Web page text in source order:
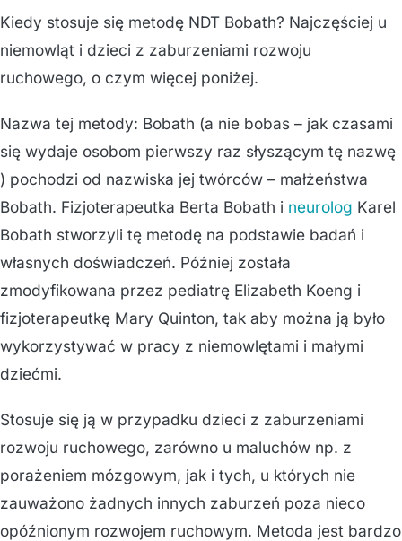
Kiedy stosuje się metodę NDT Bobath? Najczęściej u
niemowląt i dzieci z zaburzeniami rozwoju
ruchowego, o czym więcej poniżej.
Nazwa tej metody: Bobath (a nie bobas – jak czasami
się wydaje osobom pierwszy raz słyszącym tę nazwę
) pochodzi od nazwiska jej twórców – małżeństwa
Bobath. Fizjoterapeutka Berta Bobath i neurolog Karel
Bobath stworzyli tę metodę na podstawie badań i
własnych doświadczeń. Później została
zmodyfikowana przez pediatrę Elizabeth Koeng i
fizjoterapeutkę Mary Quinton, tak aby można ją było
wykorzystywać w pracy z niemowlętami i małymi
dziećmi.
Stosuje się ją w przypadku dzieci z zaburzeniami
rozwoju ruchowego, zarówno u maluchów np. z
porażeniem mózgowym, jak i tych, u których nie
zauważono żadnych innych zaburzeń poza nieco
opóźnionym rozwojem ruchowym. Metoda jest bardzo